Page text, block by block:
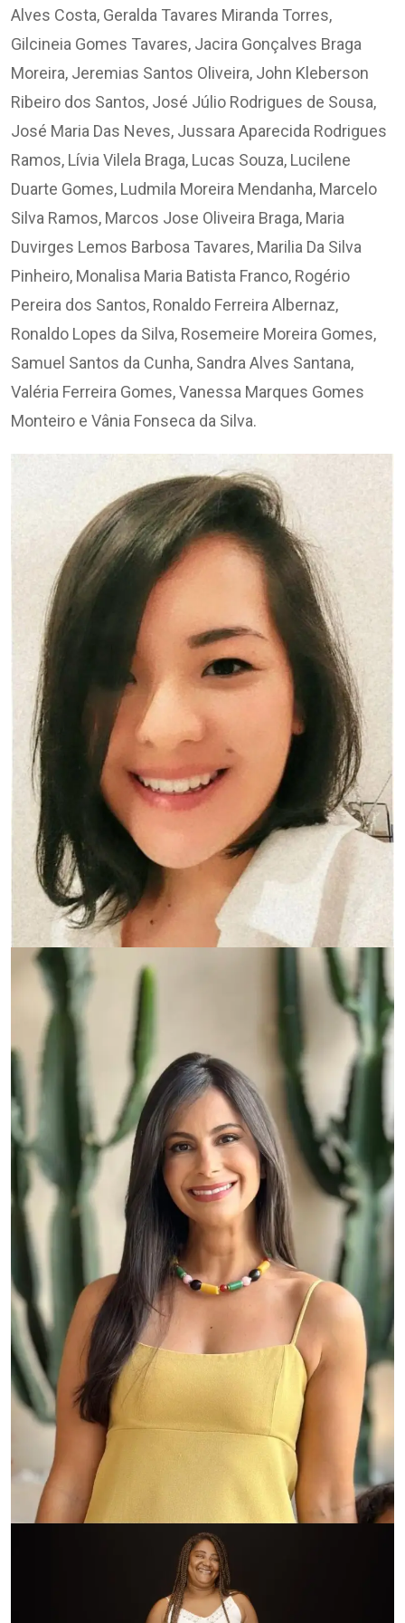
Alves Costa, Geralda Tavares Miranda Torres,
Gilcineia Gomes Tavares, Jacira Gonçalves Braga
Moreira, Jeremias Santos Oliveira, John Kleberson
Ribeiro dos Santos, José Júlio Rodrigues de Sousa,
José Maria Das Neves, Jussara Aparecida Rodrigues
Ramos, Lívia Vilela Braga, Lucas Souza, Lucilene
Duarte Gomes, Ludmila Moreira Mendanha, Marcelo
Silva Ramos, Marcos Jose Oliveira Braga, Maria
Duvirges Lemos Barbosa Tavares, Marilia Da Silva
Pinheiro, Monalisa Maria Batista Franco, Rogério
Pereira dos Santos, Ronaldo Ferreira Albernaz,
Ronaldo Lopes da Silva, Rosemeire Moreira Gomes,
Samuel Santos da Cunha, Sandra Alves Santana,
Valéria Ferreira Gomes, Vanessa Marques Gomes
Monteiro e Vânia Fonseca da Silva.